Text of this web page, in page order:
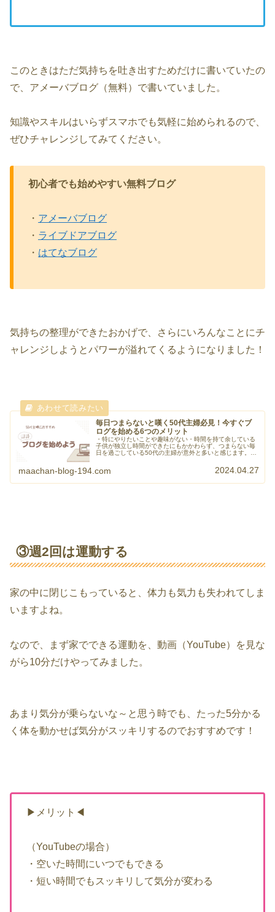
このときはただ気持ちを吐き出すためだけに書いていたの
で、アメーバブログ（無料）で書いていました。
知識やスキルはいらずスマホでも気軽に始められるので、
ぜひチャレンジしてみてください。
初心者でも始めやすい無料ブログ
・ アメーバブログ
・ ライブドアブログ
・ はてなブログ
気持ちの整理ができたおかげで、さらにいろんなことにチ
ャレンジしようとパワーが溢れてくるようになりました！
毎日つまらないと嘆く50代主婦必見！今すぐブ
ログを始める6つのメリット
・特にやりたいことや趣味がない・時間を持て余している
子供が独立し時間ができたにもかかわらず、つまらない毎
日を過ごしている50代の主婦が意外と多いと感じます。主
maachan-blog-194.com 2024.04.27
③週2回は運動する
家の中に閉じこもっていると、体力も気力も失われてしま
いますよね。
なので、まず家でできる運動を、動画（YouTube）を見な
がら10分だけやってみました。
あまり気分が乗らないな～と思う時でも、たった5分かる
く体を動かせば気分がスッキリするのでおすすめです！
▶メリット◀
（YouTubeの場合）
・空いた時間にいつでもできる
・短い時間でもスッキリして気分が変わる